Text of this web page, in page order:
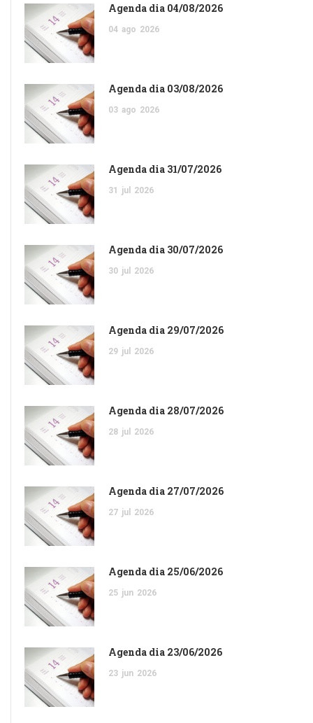
Agenda dia 04/08/2026
04 ago 2026
Agenda dia 03/08/2026
03 ago 2026
Agenda dia 31/07/2026
31 jul 2026
Agenda dia 30/07/2026
30 jul 2026
Agenda dia 29/07/2026
29 jul 2026
Agenda dia 28/07/2026
28 jul 2026
Agenda dia 27/07/2026
27 jul 2026
Agenda dia 25/06/2026
25 jun 2026
Agenda dia 23/06/2026
23 jun 2026